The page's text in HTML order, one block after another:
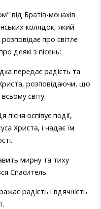
від Братів-монахів
колядок, який
про світле
деякі з пісень:
передає радість та
розповідаючи, що
світу.
пісня оспівує події,
Христа, і надає їм
мирну та тиху
Спаситель.
радість і вдячність